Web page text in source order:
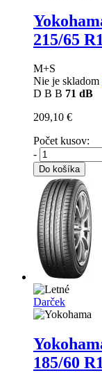
215/65
M+S
Nie je skladom
D B B 71 dB
209,10 €
Počet kusov:
-
Do košíka
Darček
185/60